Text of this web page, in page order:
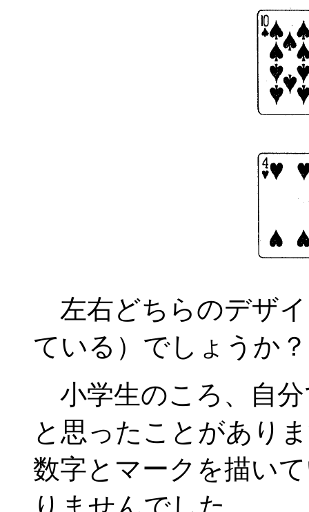
左右どちらのデザ
ている）でしょうか
小学生のころ、自
と思ったことがあり
数字とマークを描い